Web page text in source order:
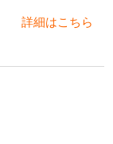
詳細はこちら